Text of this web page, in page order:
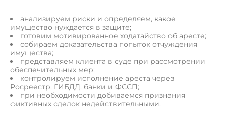
анализируем риски и определяем, какое
имущество нуждается в защите;
готовим мотивированное ходатайство об аресте;
собираем доказательства попыток отчуждения
имущества;
представляем клиента в суде при рассмотрении
обеспечительных мер;
контролируем исполнение ареста через
Росреестр, ГИБДД, банки и ФССП;
при необходимости добиваемся признания
фиктивных сделок недействительными.